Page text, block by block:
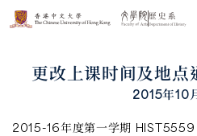
更改上课时间及地
2015年10
2015-16年度第一学期 HIST5559